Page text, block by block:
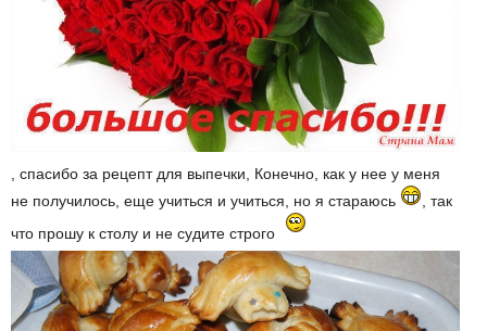
, спасибо за рецепт для выпечки, Конечно, как у нее у меня
не получилось, еще учиться и учиться, но я стараюсь
, так
что прошу к столу и не судите строго